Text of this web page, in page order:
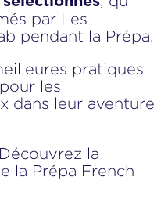
par Les
pendant la Prépa.
pratiques
les
dans leur aventure
la
la Prépa French